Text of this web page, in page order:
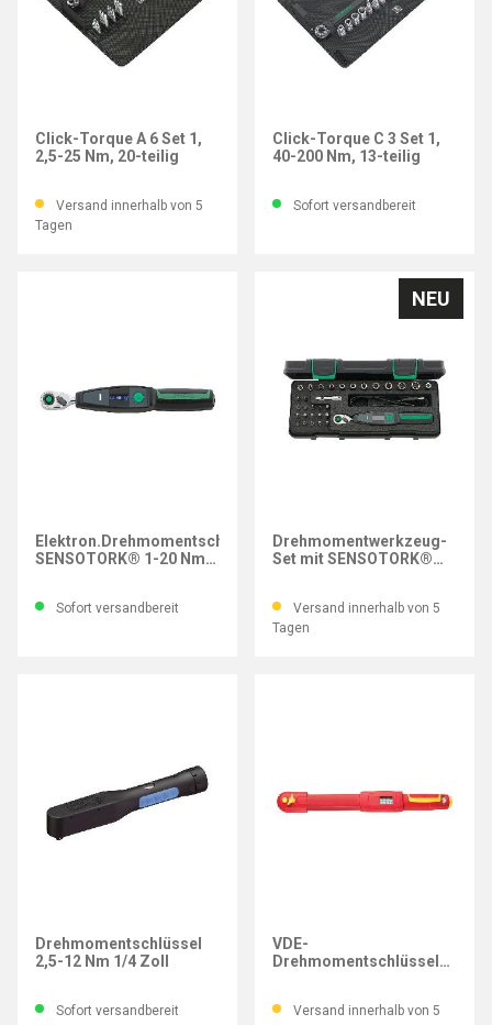
Click-Torque A 6 Set 1,
2,5-25 Nm, 20-teilig
Versand innerhalb von 5
Tagen
Click-Torque C 3 Set 1,
40-200 Nm, 13-teilig
Sofort versandbereit
Elektron.Drehmomentschlüssel
SENSOTORK® 1-20 Nm,
Sofort versandbereit
NEU
Drehmomentwerkzeug-
Set mit SENSOTORK®
Versand innerhalb von 5
Tagen
Drehmomentschlüssel
2,5-12 Nm 1/4 Zoll
Sofort versandbereit
VDE-
Drehmomentschlüssel
Versand innerhalb von 5